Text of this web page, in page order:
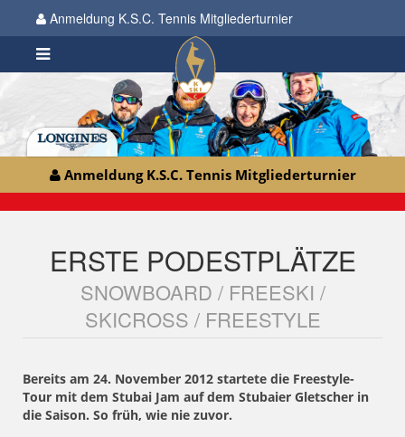
Anmeldung K.S.C. Tennis Mitgliederturnier
Anmeldung K.S.C. Tennis Mitgliederturnier
ERSTE PODESTPLÄTZE
SNOWBOARD / FREESKI /
SKICROSS / FREESTYLE
Bereits am 24. November 2012 startete die Freestyle-
Tour mit dem Stubai Jam auf dem Stubaier Gletscher in
die Saison. So früh, wie nie zuvor.